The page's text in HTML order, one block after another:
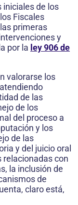
iniciales de los
Fiscales
primeras
y
por la ley 906 de
valorarse los
de las
de los
del proceso a
y los
de las
y del juicio oral
con
la inclusión de
de
claro está,